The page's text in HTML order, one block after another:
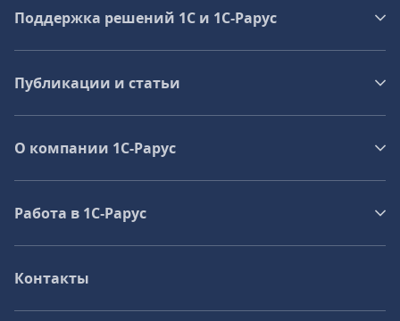
Поддержка решений 1С и 1С‑Рарус
Публикации и статьи
О компании 1C-Рарус
Работа в 1С‑Рарус
Контакты